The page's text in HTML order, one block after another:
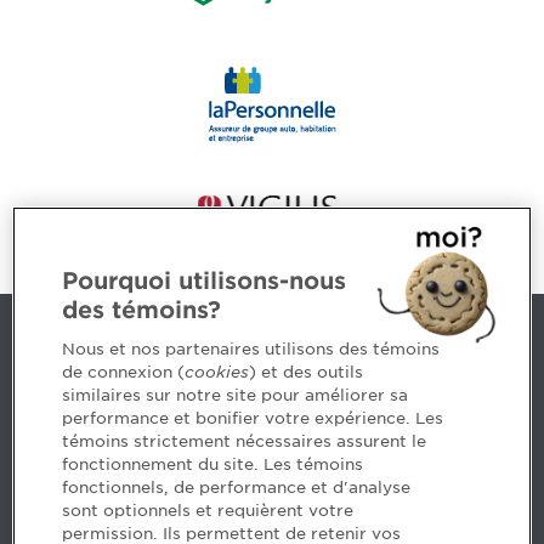
Nous joindre
5, Place Ville Marie, bureau 800, Montréal (Québec)
H3B 2G2
www.cpaquebec.ca
Des questions? Faites appel à notre équipe >
Pourquoi utilisons-nous
des témoins?
Nous et nos partenaires utilisons des témoins
de connexion (cookies) et des outils
similaires sur notre site pour améliorer sa
performance et bonifier votre expérience. Les
témoins strictement nécessaires assurent le
fonctionnement du site. Les témoins
fonctionnels, de performance et d'analyse
sont optionnels et requièrent votre
permission. Ils permettent de retenir vos